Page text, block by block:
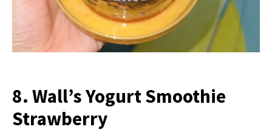
8. Wall’s Yogurt Smoothie
Strawberry